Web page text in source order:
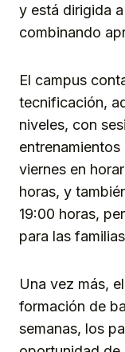
y está dirigida
combinando
El campus
tecnificación,
niveles, con
viernes en
horas, y
19:00 horas,
para las
Una vez más,
formación de
semanas, los